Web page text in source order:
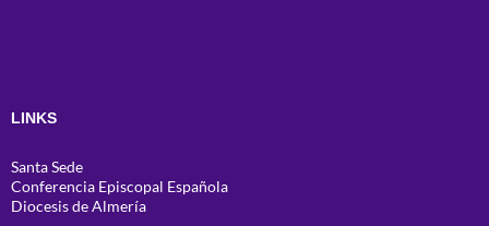
LINKS
Santa Sede
Conferencia Episcopal Española
Diocesis de Almería